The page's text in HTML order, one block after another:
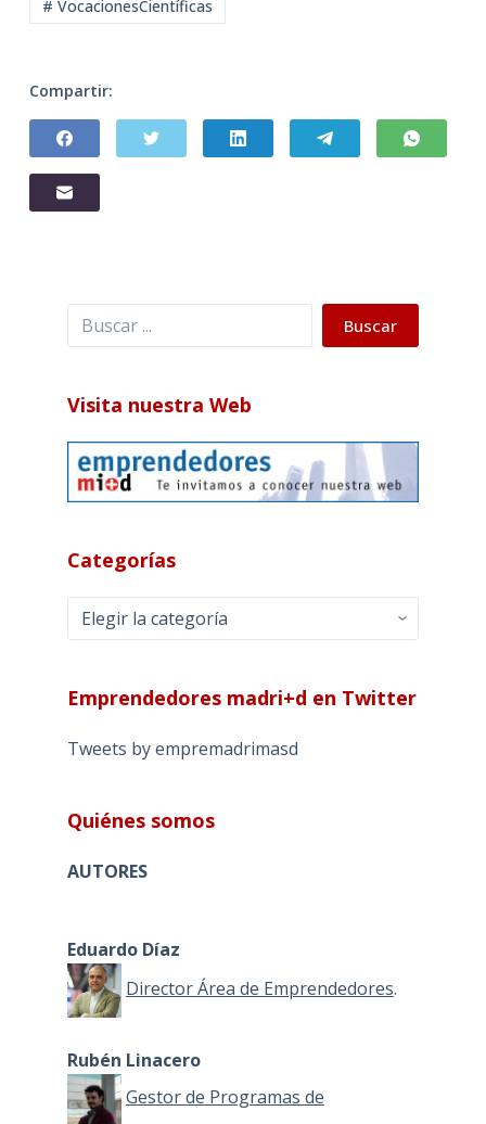
# VocacionesCientíficas
Compartir:
Buscar Buscar
Visita nuestra Web
Categorías
Categorías
Emprendedores madri+d en Twitter
Tweets by empremadrimasd
Quiénes somos
AUTORES
Eduardo Díaz
Director Área de Emprendedores.
Rubén Linacero
Gestor de Programas de